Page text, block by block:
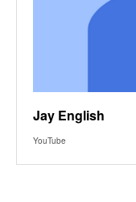
Jay English
YouTube